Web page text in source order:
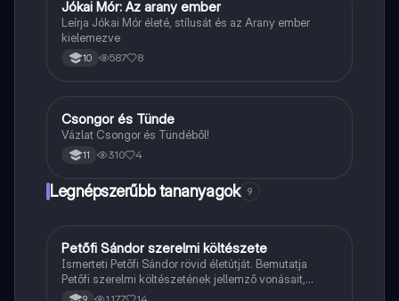
Magyar
Jókai Mór: Az arany ember
Leírja Jókai Mór életé, stílusát és az Arany ember
kielemezve
10 587 8
Magyar
Csongor és Tünde
Vázlat Csongor és Tündéből!
11 310 4
Legnépszerűbb tananyagok 9
Magyar
Petőfi Sándor szerelmi költészete
Ismerteti Petőfi Sándor rövid életútját. Bemutatja
Petőfi szerelmi költészetének jellemző vonásait,
vereseinek ihletőit és külön kitér a hitvesi